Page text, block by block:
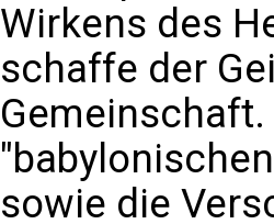
Wirkens des
schaffe der
sowie die